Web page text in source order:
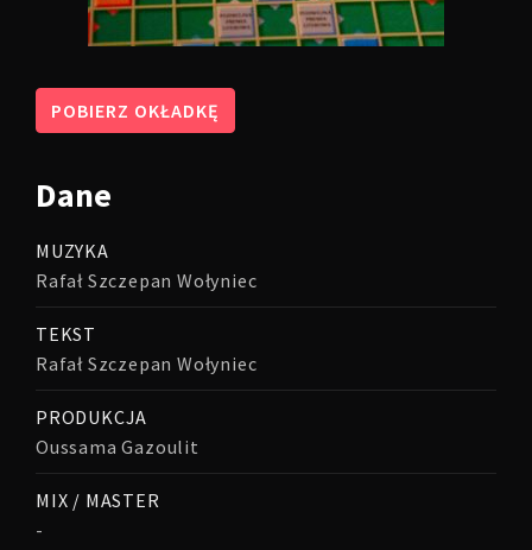
POBIERZ OKŁADKĘ
Dane
MUZYKA
Rafał Szczepan Wołyniec
TEKST
Rafał Szczepan Wołyniec
PRODUKCJA
Oussama Gazoulit
MIX / MASTER
-